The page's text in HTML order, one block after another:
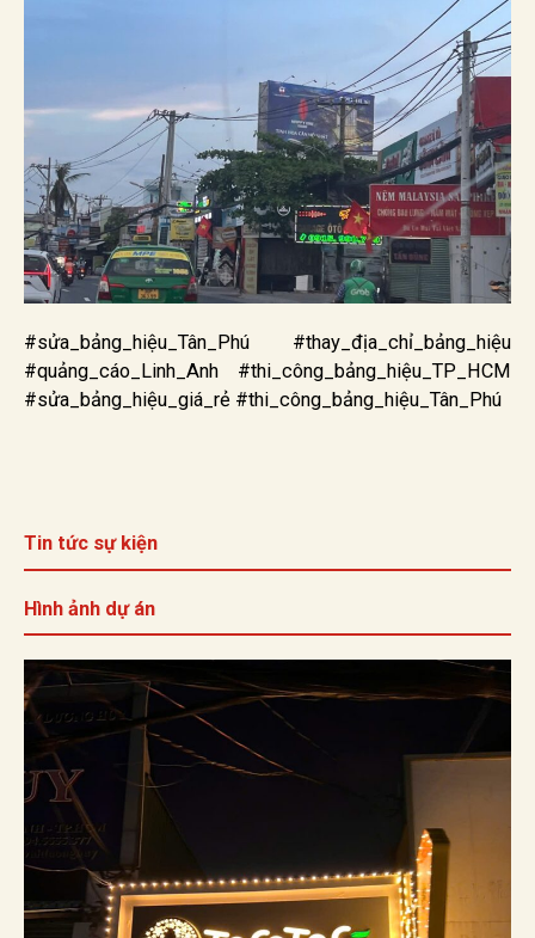
#sửa_bảng_hiệu_Tân_Phú #thay_địa_chỉ_bảng_hiệu
#quảng_cáo_Linh_Anh #thi_công_bảng_hiệu_TP_HCM
#sửa_bảng_hiệu_giá_rẻ #thi_công_bảng_hiệu_Tân_Phú
Tin tức sự kiện
Hình ảnh dự án